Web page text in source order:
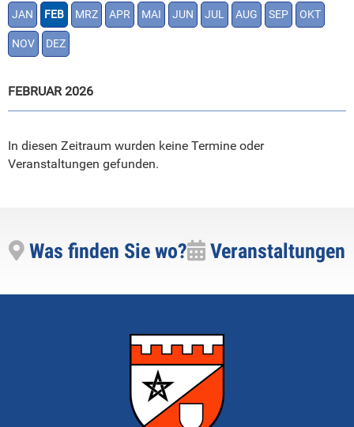
JAN FEB MRZ APR MAI JUN JUL AUG SEP OKT
NOV DEZ
FEBRUAR 2026
In diesen Zeitraum wurden keine Termine oder
Veranstaltungen gefunden.
Was finden Sie wo? Veranstaltungen